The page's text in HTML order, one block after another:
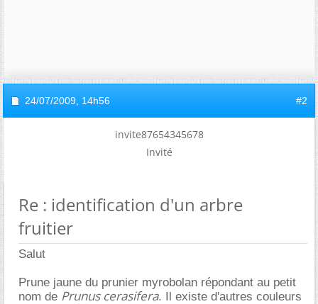
24/07/2009, 14h56 #2
invite87654345678
Invité
Re : identification d'un arbre
fruitier
Salut
Prune jaune du prunier myrobolan répondant au petit
nom de Prunus cerasifera. Il existe d'autres couleurs